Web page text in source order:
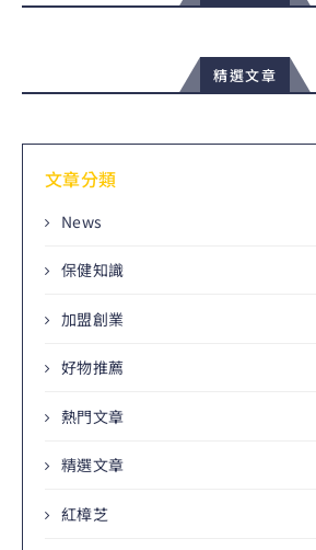
精選文章
文章分類
News
保健知識
加盟創業
好物推薦
熱門文章
精選文章
紅樟芝